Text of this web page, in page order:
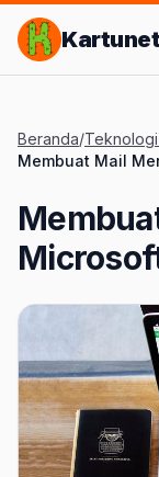
Lompat ke Konten
Kartunet
Beranda/
Membuat Mail